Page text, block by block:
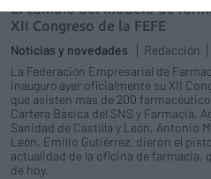
El cambio del modelo de
XII Congreso de la FEFE
Noticias y novedades Redacción
La Federación Empresarial de
inauguró ayer oficialmente su XII
que asisten más de 200
Cartera Básica del SNS y Farmacia,
Sanidad de Castilla y León, Antonio
León, Emilio Gutiérrez, dieron el
actualidad de la oficina de farmacia,
de hoy.